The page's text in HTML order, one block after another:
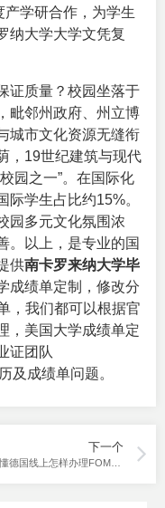
学研合作，为学生
纳大学大学文凭复
证质量？校园坐落于
毗邻州政府、州立博
城市文化资源无缝衔
，19世纪建筑与现代
园之一”。在国际化
学生占比约15%。
园多元文化氛围浓
。以上，是专业的国
供南卡罗来纳大学毕
成绩单定制，修改分
，我们都可以根据官
，美国大学成绩单定
证团队
及成绩单问题。
下一个
1张图读懂德国线上怎样办理FOM毕业证。